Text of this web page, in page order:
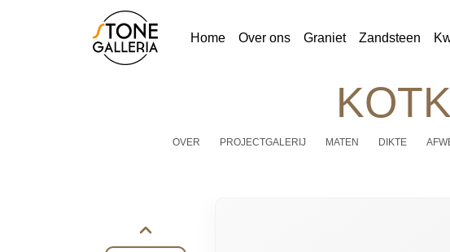
Home Over ons Graniet Zandsteen
OVER PROJECTGALERIJ MATEN DIKTE